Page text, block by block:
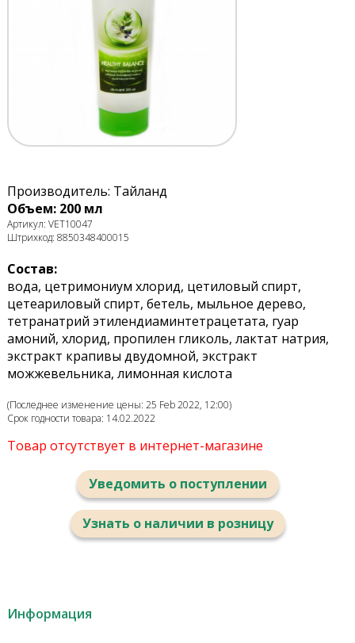
Производитель: Тайланд
Объем: 200 мл
Артикул: VET10047
Штрихкод: 8850348400015
Состав:
вода, цетримониум хлорид, цетиловый спирт,
цетеариловый спирт, бетель, мыльное дерево,
тетранатрий этилендиаминтетрацетата, гуар
амоний, хлорид, пропилен гликоль, лактат натрия,
экстракт крапивы двудомной, экстракт
можжевельника, лимонная кислота
(Последнее изменение цены: 25 Feb 2022, 12:00)
Срок годности товара: 14.02.2022
Товар отсутствует в интернет-магазине
Уведомить о поступлении
Узнать о наличии в розницу
Информация